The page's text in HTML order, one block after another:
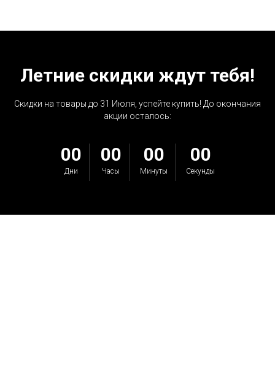
Летние скидки ждут тебя!
Скидки на товары до 31 Июля, успейте купить! До окончания
акции осталось:
00
Дни
00
Часы
00
Минуты
00
Секунды